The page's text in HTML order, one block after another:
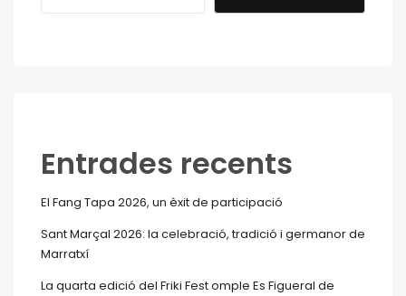
Entrades recents
El Fang Tapa 2026, un èxit de participació
Sant Marçal 2026: la celebració, tradició i germanor de
Marratxí
La quarta edició del Friki Fest omple Es Figueral de